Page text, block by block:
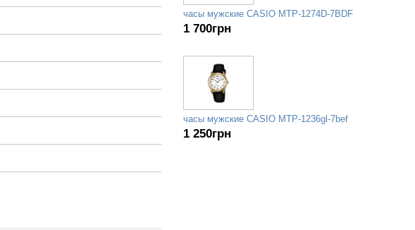
часы мужские CASIO MTP-1274D-7BDF
1 700грн
часы мужские CASIO MTP-1236gl-7bef
1 250грн